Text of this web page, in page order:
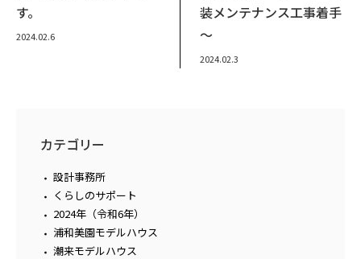
す。
2024.02.6
装メンテナンス工事着手
～
2024.02.3
カテゴリー
設計事務所
くらしのサポート
2024年（令和6年）
浦和美園モデルハウス
潮来モデルハウス